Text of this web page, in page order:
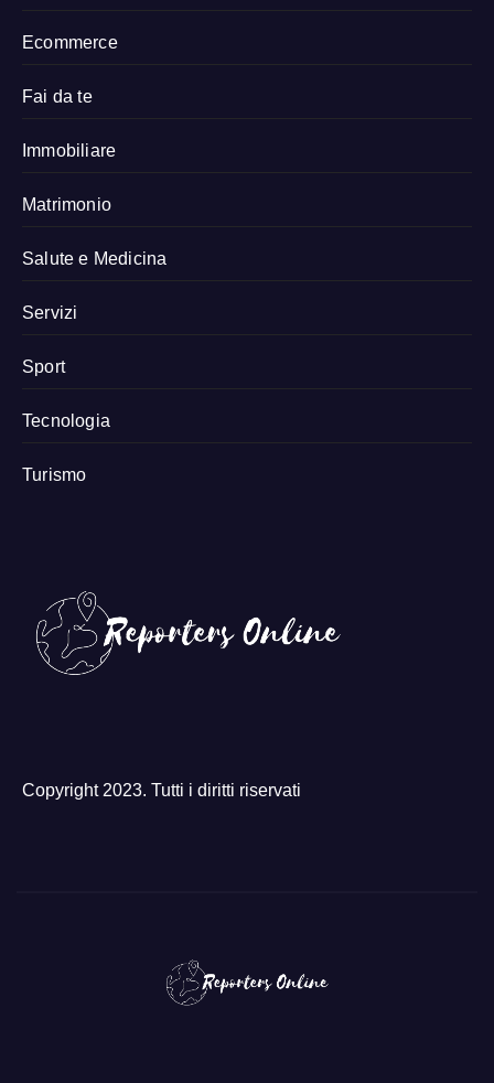
Ecommerce
Fai da te
Immobiliare
Matrimonio
Salute e Medicina
Servizi
Sport
Tecnologia
Turismo
Copyright 2023. Tutti i diritti riservati